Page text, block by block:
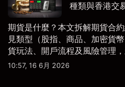
種類與香港交
期貨是什麼？本文拆解期貨合
見類型（股指、商品、加密貨
貨玩法、開戶流程及風險管理，
10:57, 16 6月 2026